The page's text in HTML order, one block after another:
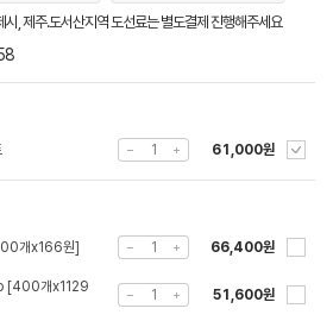
시, 제주.도서산지역 도선료는 별도결제 진행해주세요
61,000원
개x166원] 66,400원
[400개x1129
51,600원